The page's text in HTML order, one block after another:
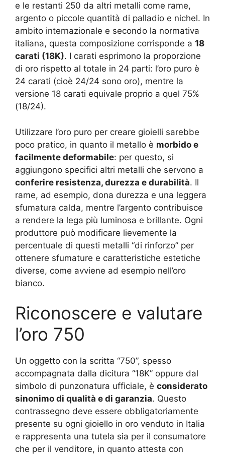
e le restanti 250 da altri metalli come rame,
argento o piccole quantità di palladio e nichel. In
ambito internazionale e secondo la normativa
italiana, questa composizione corrisponde a 18
carati (18K). I carati esprimono la proporzione
di oro rispetto al totale in 24 parti: l’oro puro è
24 carati (cioè 24/24 sono oro), mentre la
versione 18 carati equivale proprio a quel 75%
(18/24).
Utilizzare l’oro puro per creare gioielli sarebbe
poco pratico, in quanto il metallo è morbido e
facilmente deformabile: per questo, si
aggiungono specifici altri metalli che servono a
conferire resistenza, durezza e durabilità. Il
rame, ad esempio, dona durezza e una leggera
sfumatura calda, mentre l’argento contribuisce
a rendere la lega più luminosa e brillante. Ogni
produttore può modificare lievemente la
percentuale di questi metalli “di rinforzo” per
ottenere sfumature e caratteristiche estetiche
diverse, come avviene ad esempio nell’oro
bianco.
Riconoscere e valutare
l’oro 750
Un oggetto con la scritta “750”, spesso
accompagnata dalla dicitura “18K” oppure dal
simbolo di punzonatura ufficiale, è considerato
sinonimo di qualità e di garanzia. Questo
contrassegno deve essere obbligatoriamente
presente su ogni gioiello in oro venduto in Italia
e rappresenta una tutela sia per il consumatore
che per il venditore, in quanto attesta con